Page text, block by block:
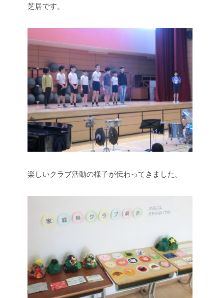
芝居です。
楽しいクラブ活動の様子が伝わってきました。